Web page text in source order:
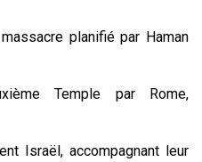
planifié par Haman
Temple par Rome,
Israël, accompagnant leur